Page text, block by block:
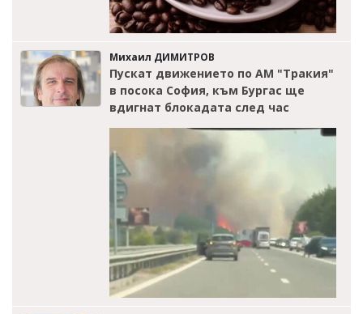
Михаил ДИМИТРОВ
Пускат движението по АМ "Тракия"
в посока София, към Бургас ще
вдигнат блокадата след час